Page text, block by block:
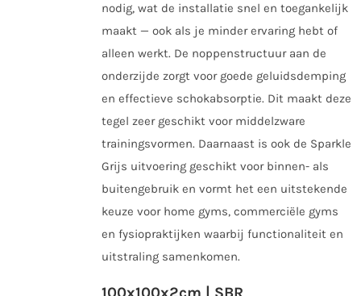
de
productpagina
nodig, wat de installatie snel en toegankelijk
maakt — ook als je minder ervaring hebt of
alleen werkt. De noppenstructuur aan de
onderzijde zorgt voor goede geluidsdemping
en effectieve schokabsorptie. Dit maakt deze
tegel zeer geschikt voor middelzware
trainingsvormen. Daarnaast is ook de Sparkle
Grijs uitvoering geschikt voor binnen- als
buitengebruik en vormt het een uitstekende
keuze voor home gyms, commerciële gyms
en fysiopraktijken waarbij functionaliteit en
uitstraling samenkomen.